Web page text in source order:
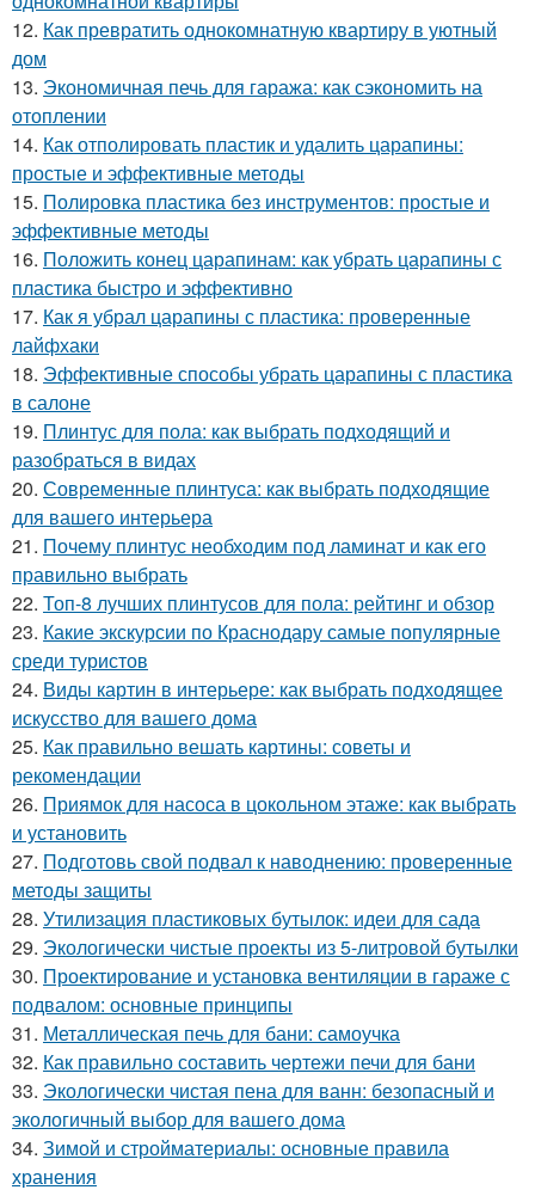
12. Как превратить однокомнатную квартиру в уютный
дом
13. Экономичная печь для гаража: как сэкономить на
отоплении
14. Как отполировать пластик и удалить царапины:
простые и эффективные методы
15. Полировка пластика без инструментов: простые и
эффективные методы
16. Положить конец царапинам: как убрать царапины с
пластика быстро и эффективно
17. Как я убрал царапины с пластика: проверенные
лайфхаки
18. Эффективные способы убрать царапины с пластика
в салоне
19. Плинтус для пола: как выбрать подходящий и
разобраться в видах
20. Современные плинтуса: как выбрать подходящие
для вашего интерьера
21. Почему плинтус необходим под ламинат и как его
правильно выбрать
22. Топ-8 лучших плинтусов для пола: рейтинг и обзор
23. Какие экскурсии по Краснодару самые популярные
среди туристов
24. Виды картин в интерьере: как выбрать подходящее
искусство для вашего дома
25. Как правильно вешать картины: советы и
рекомендации
26. Приямок для насоса в цокольном этаже: как выбрать
и установить
27. Подготовь свой подвал к наводнению: проверенные
методы защиты
28. Утилизация пластиковых бутылок: идеи для сада
29. Экологически чистые проекты из 5-литровой бутылки
30. Проектирование и установка вентиляции в гараже с
подвалом: основные принципы
31. Металлическая печь для бани: самоучка
32. Как правильно составить чертежи печи для бани
33. Экологически чистая пена для ванн: безопасный и
экологичный выбор для вашего дома
34. Зимой и стройматериалы: основные правила
хранения